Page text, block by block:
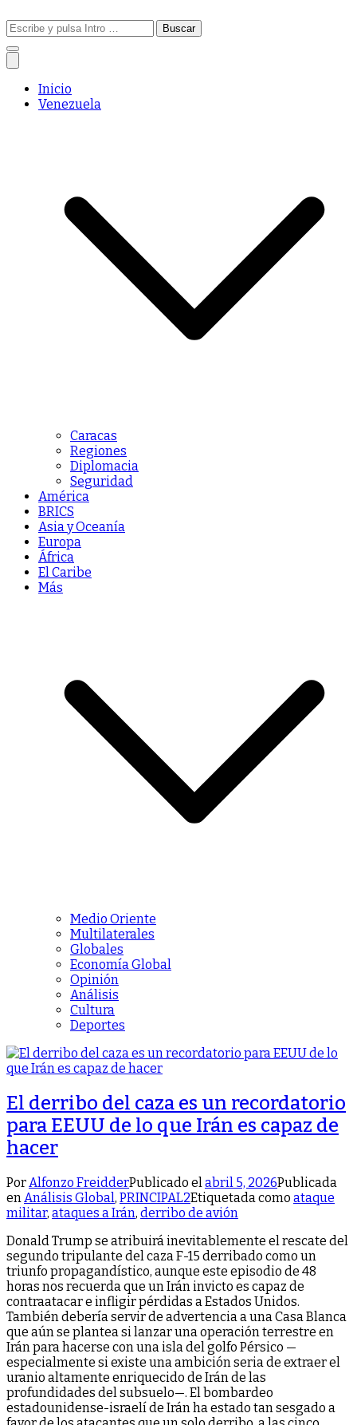
Buscar:
Inicio
Venezuela
Caracas
Regiones
Diplomacia
Seguridad
América
BRICS
Asia y Oceanía
Europa
África
El Caribe
Más
Medio Oriente
Multilaterales
Globales
Economía Global
Opinión
Análisis
Cultura
Deportes
El derribo del caza es un recordatorio
para EEUU de lo que Irán es capaz de
hacer
PorAlfonzo FreidderPublicado elabril 5, 2026Publicada
enAnálisis Global, PRINCIPAL2Etiquetada como ataque
militar, ataques a Irán, derribo de avión
Donald Trump se atribuirá inevitablemente el rescate del
segundo tripulante del caza F-15 derribado como un
triunfo propagandístico, aunque este episodio de 48
horas nos recuerda que un Irán invicto es capaz de
contraatacar e infligir pérdidas a Estados Unidos.
También debería servir de advertencia a una Casa Blanca
que aún se plantea si lanzar una operación terrestre en
Irán para hacerse con una isla del golfo Pérsico —
especialmente si existe una ambición seria de extraer el
uranio altamente enriquecido de Irán de las
profundidades del subsuelo—. El bombardeo
estadounidense-israelí de Irán ha estado tan sesgado a